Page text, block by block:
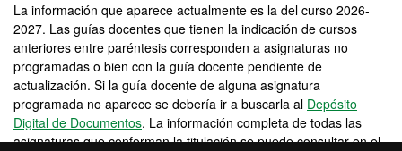
La información que aparece actualmente es la del curso 2026-
2027. Las guías docentes que tienen la indicación de cursos
anteriores entre paréntesis corresponden a asignaturas no
programadas o bien con la guía docente pendiente de
actualización. Si la guía docente de alguna asignatura
programada no aparece se debería ir a buscarla al Depósito
Digital de Documentos. La información completa de todas las
asignaturas que conforman la titulación se puede consultar en el